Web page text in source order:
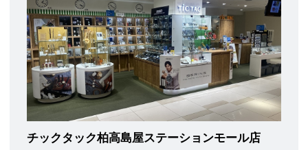
チックタック柏高島屋ステーションモール店